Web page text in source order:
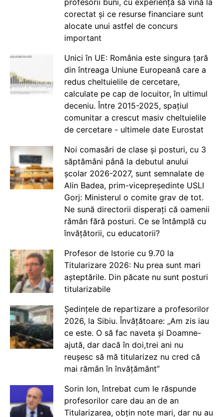
profesorii buni, cu experiență să vină la
corectat și ce resurse financiare sunt
alocate unui astfel de concurs
important
Unici în UE: România este singura țară
din întreaga Uniune Europeană care a
redus cheltuielile de cercetare,
calculate pe cap de locuitor, în ultimul
deceniu. Între 2015-2025, spațiul
comunitar a crescut masiv cheltuielile
de cercetare - ultimele date Eurostat
Noi comasări de clase și posturi, cu 3
săptămâni până la debutul anului
școlar 2026-2027, sunt semnalate de
Alin Badea, prim-vicepreședinte USLI
Gorj: Ministerul o comite grav de tot.
Ne sună directorii disperați că oamenii
rămân fără posturi. Ce se întâmplă cu
învățătorii, cu educatorii?
Profesor de Istorie cu 9.70 la
Titularizare 2026: Nu prea sunt mari
așteptările. Din păcate nu sunt posturi
titularizabile
Ședințele de repartizare a profesorilor
2026, la Sibiu. Învățătoare: „Am zis iau
ce este. O să fac naveta și Doamne-
ajută, dar dacă în doi,trei ani nu
reușesc să mă titularizez nu cred că
mai rămân în învățământ”
Sorin Ion, întrebat cum le răspunde
profesorilor care dau an de an
Titularizarea, obțin note mari, dar nu au